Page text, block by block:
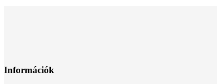
Információk